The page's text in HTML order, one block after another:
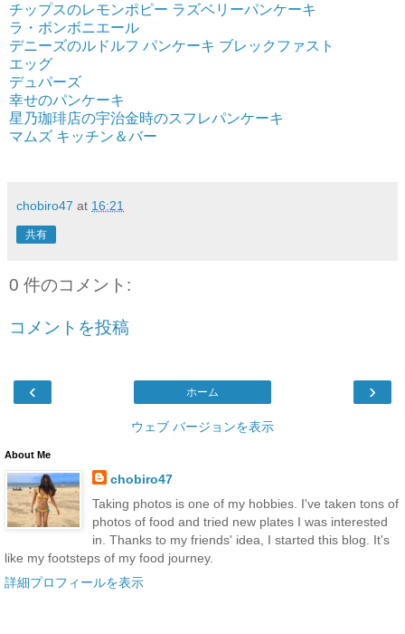
チップスのレモンポピー ラズベリーパンケーキ
ラ・ボンボニエール
デニーズのルドルフ パンケーキ ブレックファスト
エッグ
デュパーズ
幸せのパンケーキ
星乃珈琲店の宇治金時のスフレパンケーキ
マムズ キッチン＆バー
chobiro47 at 16:21
共有
0 件のコメント:
コメントを投稿
‹ ›
ホーム
ウェブ バージョンを表示
About Me
chobiro47
Taking photos is one of my hobbies. I've taken tons of
photos of food and tried new plates I was interested
in. Thanks to my friends' idea, I started this blog. It's
like my footsteps of my food journey.
詳細プロフィールを表示